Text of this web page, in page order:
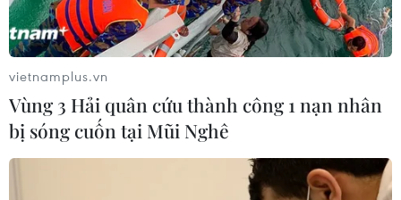
#Ủy ban sông Mekong Việt Nam
#Nguồn nước sông Mekong
#Thủy điện Pak Lay
vietnamplus.vn
Vùng 3 Hải quân cứu thành công 1 nạn nhân
bị sóng cuốn tại Mũi Nghê